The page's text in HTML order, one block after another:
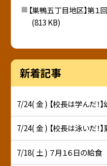
【巣鴨五丁目地区】第１
(813 KB)
新着記事
7/24( 金 ) 【校長は学んだ！
7/24( 金 ) 【校長は泳いだ！
7/18( 土 ) ７月１６日の給食